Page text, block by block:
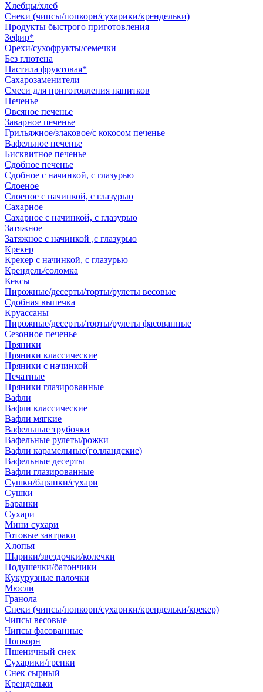
Хлебцы/хлеб
Снеки (чипсы/попкорн/сухарики/крендельки)
Продукты быстрого приготовления
Зефир*
Орехи/сухофрукты/семечки
Без глютена
Пастила фруктовая*
Сахарозаменители
Смеси для приготовления напитков
Печенье
Овсяное печенье
Заварное печенье
Грильяжное/злаковое/с кокосом печенье
Вафельное печенье
Бисквитное печенье
Сдобное печенье
Сдобное с начинкой, с глазурью
Слоеное
Слоеное с начинкой, с глазурью
Сахарное
Сахарное с начинкой, с глазурью
Затяжное
Затяжное с начинкой ,с глазурью
Крекер
Крекер с начинкой, с глазурью
Крендель/соломка
Кексы
Пирожные/десерты/торты/рулеты весовые
Сдобная выпечка
Круассаны
Пирожные/десерты/торты/рулеты фасованные
Сезонное печенье
Пряники
Пряники классические
Пряники с начинкой
Печатные
Пряники глазированные
Вафли
Вафли классические
Вафли мягкие
Вафельные трубочки
Вафельные рулеты/рожки
Вафли карамельные(голландские)
Вафельные десерты
Вафли глазированные
Сушки/баранки/сухари
Сушки
Баранки
Сухари
Мини сухари
Готовые завтраки
Хлопья
Шарики/звездочки/колечки
Подушечки/батончики
Кукурузные палочки
Мюсли
Гранола
Снеки (чипсы/попкорн/сухарики/крендельки/крекер)
Чипсы весовые
Чипсы фасованные
Попкорн
Пшеничный снек
Сухарики/гренки
Снек сырный
Крендельки